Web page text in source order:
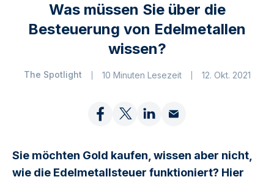
Was müssen Sie über die
Besteuerung von Edelmetallen
wissen?
The Spotlight 10 Minuten Lesezeit 12. Okt. 2021
Sie möchten Gold kaufen, wissen aber nicht,
wie die Edelmetallsteuer funktioniert? Hier